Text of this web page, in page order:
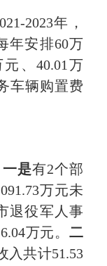
2023年，
年安排60万
、40.01万
车辆购置费
是有2个部
万元未
退役军人事
万元。 二
入共计51.53